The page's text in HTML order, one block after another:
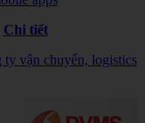
Chi tiết